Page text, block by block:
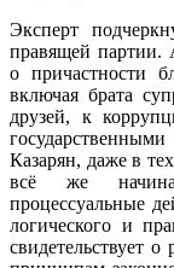
Эксперт
правящей партии.
о причастности
включая брата
друзей, к
Казарян, даже в
всё же
процессуальные
логического и
свидетельствует